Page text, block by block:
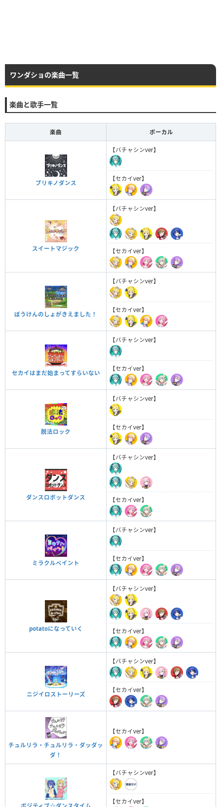
ワンダショの楽曲一覧
楽曲と歌手一覧
楽曲 ボーカル
ブリキノダンス
【バチャシンver】
【セカイver】
スイートマジック
【バチャシンver】
【セカイver】
ぼうけんのしょがきえました！
【バチャシンver】
【セカイver】
セカイはまだ始まってすらいない
【バチャシンver】
【セカイver】
脱法ロック
【バチャシンver】
【セカイver】
ダンスロボットダンス
【バチャシンver】
【セカイver】
ミラクルペイント
【バチャシンver】
【セカイver】
potatoになっていく
【バチャシンver】
【セカイver】
ニジイロストーリーズ
【バチャシンver】
【セカイver】
チュルリラ・チュルリラ・ダッダッ
ダ！
【セカイver】
【バチャシンver】
【セカイver】